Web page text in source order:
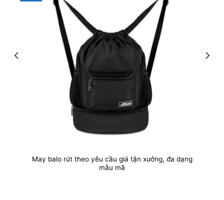
May balo rút theo yêu cầu giá tận xưởng, đa dạng
mẫu mã